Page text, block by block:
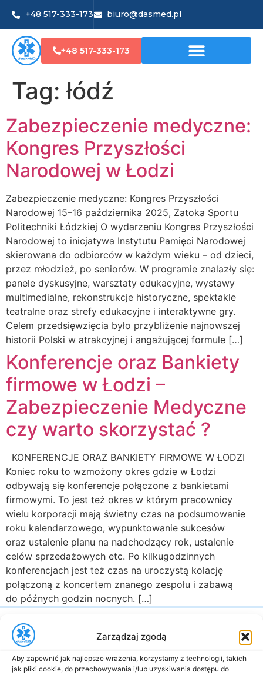
Zarządzaj zgodą
Aby zapewnić jak najlepsze wrażenia, korzystamy z technologii, takich
jak pliki cookie, do przechowywania i/lub uzyskiwania dostępu do
+48 517-333-173 biuro@dasmed.pl
+48 517-333-173
Tag:łódź
Zabezpieczenie medyczne:
Kongres Przyszłości
Narodowej w Łodzi
Zabezpieczenie medyczne: Kongres Przyszłości
Narodowej 15–16 października 2025, Zatoka Sportu
Politechniki Łódzkiej O wydarzeniu Kongres Przyszłości
Narodowej to inicjatywa Instytutu Pamięci Narodowej
skierowana do odbiorców w każdym wieku – od dzieci,
przez młodzież, po seniorów. W programie znalazły się:
panele dyskusyjne, warsztaty edukacyjne, wystawy
multimedialne, rekonstrukcje historyczne, spektakle
teatralne oraz strefy edukacyjne i interaktywne gry.
Celem przedsięwzięcia było przybliżenie najnowszej
historii Polski w atrakcyjnej i angażującej formule […]
Konferencje oraz Bankiety
firmowe w Łodzi –
Zabezpieczenie Medyczne
czy warto skorzystać ?
KONFERENCJE ORAZ BANKIETY FIRMOWE W ŁODZI
Koniec roku to wzmożony okres gdzie w Łodzi
odbywają się konferencje połączone z bankietami
firmowymi. To jest też okres w którym pracownicy
wielu korporacji mają świetny czas na podsumowanie
roku kalendarzowego, wypunktowanie sukcesów
oraz ustalenie planu na nadchodzący rok, ustalenie
celów sprzedażowych etc. Po kilkugodzinnych
konferencjach jest też czas na uroczystą kolację
połączoną z koncertem znanego zespołu i zabawą
do późnych godzin nocnych. […]